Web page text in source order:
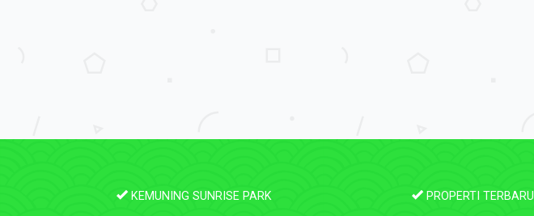
KEMUNING SUNRISE PARK PROPERTI TERBARU